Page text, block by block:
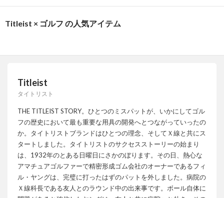
Titleist × ゴルフ の人気アイテム
Titleist
タイトリスト
THE TITLEIST STORY。ひとつのミスパットが、いかにしてゴル
フの歴史において最も重要な用具の開発へとつながっていったの
か。タイトリストブランドはひとつの理念、そしてＸ線と共にス
タートしました。タイトリストのサクセスストーリーの始まり
は、1932年のとある日曜日にさかのぼります。その日、熱心な
アマチュアゴルファーで精密形成ゴム会社のオーナーであるフィ
ル・ヤングは、完璧に打ったはずのパットを外しました。病院の
Ｘ線科長である友人とのラウンド中の出来事です。ボール自体に